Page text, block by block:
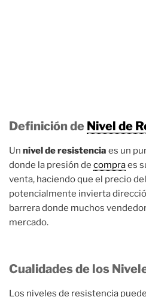
Definición de Nivel de
Un nivel de resistencia es un
donde la presión de compraes
venta, haciendo que el precio
potencialmente invierta
barrera donde muchos
mercado.
Cualidades de los
Los niveles de resistencia